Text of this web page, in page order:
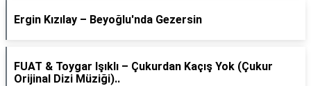
Ergin Kızılay – Beyoğlu'nda Gezersin
FUAT & Toygar Işıklı – Çukurdan Kaçış Yok (Çukur
Orijinal Dizi Müziği)..